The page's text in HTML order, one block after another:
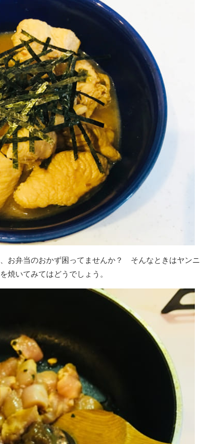
お弁当のおかず困ってませんか？ そんなときはヤンニ
焼いてみてはどうでしょう。